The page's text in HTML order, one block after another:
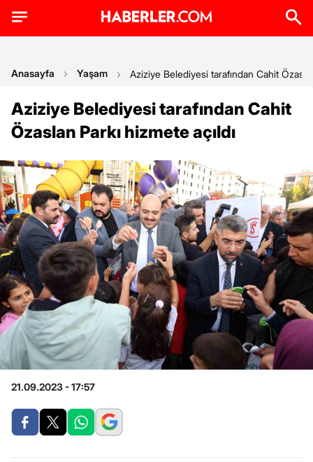
Anasayfa Yaşam Aziziye Belediyesi tarafından Cahit
Aziziye Belediyesi tarafından Cahit
Özaslan Parkı hizmete açıldı
21.09.2023 - 17:57